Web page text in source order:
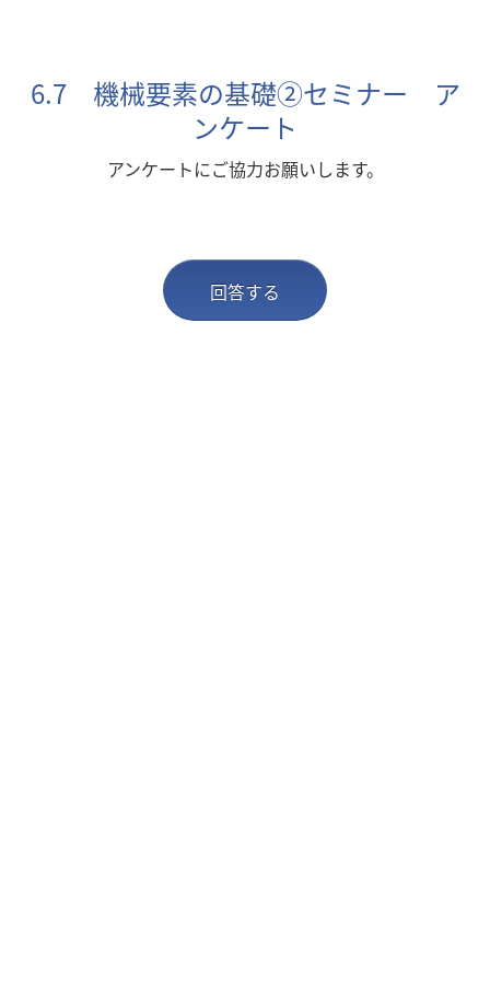
6.7 機械要素の基礎②セミナー ア
ンケート
アンケートにご協力お願いします。
回答する